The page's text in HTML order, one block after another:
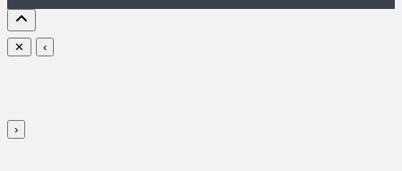
✕ ‹
›